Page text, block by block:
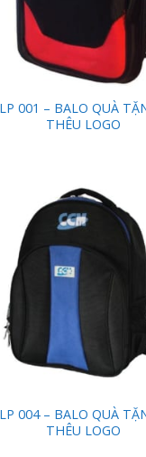
001 – BALO QUÀ
THÊU LOGO
004 – BALO QUÀ
THÊU LOGO